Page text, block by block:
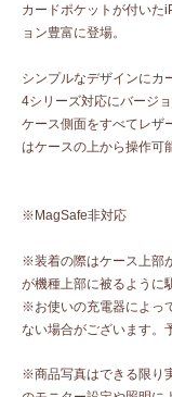
カードポケットが付いた
ョン豊富に登場。
シンプルなデザインにカ
4シリーズ対応にバージョ
ケース側面をすべてレザ
はケースの上から操作可
※MagSafe非対応
※装着の際はケース上部
が機種上部に被るように
※お使いの充電器によっ
ない場合がございます。
※商品写真はできる限り